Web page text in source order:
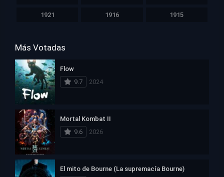
1921 1916 1915
Más Votadas
Flow
9.7
2024
Mortal Kombat II
9.6
2026
El mito de Bourne (La supremacía Bourne)